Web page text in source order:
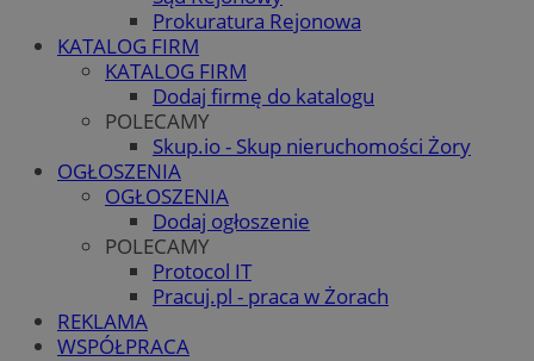
Prokuratura Rejonowa
KATALOG FIRM
KATALOG FIRM
Dodaj firmę do katalogu
POLECAMY
Skup.io - Skup nieruchomości Żory
OGŁOSZENIA
OGŁOSZENIA
Dodaj ogłoszenie
POLECAMY
Protocol IT
Pracuj.pl - praca w Żorach
REKLAMA
WSPÓŁPRACA